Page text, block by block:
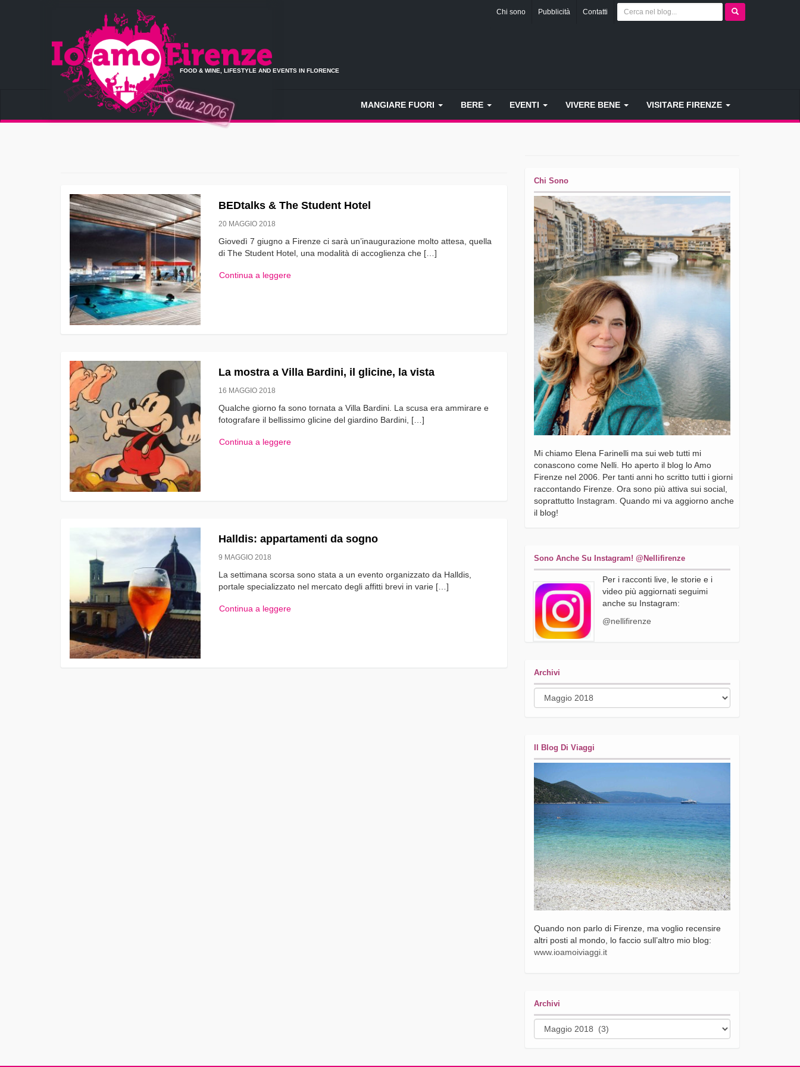
Chi sono Pubblicità Contatti
FOOD & WINE, LIFESTYLE AND EVENTS IN FLORENCE
MANGIARE FUORI BERE EVENTI VIVERE BENE VISITARE FIRENZE
BEDtalks & The Student Hotel
20 MAGGIO 2018
Giovedì 7 giugno a Firenze ci sarà un’inaugurazione molto attesa, quella
di The Student Hotel, una modalità di accoglienza che […]
Continua a leggere
La mostra a Villa Bardini, il glicine, la vista
16 MAGGIO 2018
Qualche giorno fa sono tornata a Villa Bardini. La scusa era ammirare e
fotografare il bellissimo glicine del giardino Bardini, […]
Continua a leggere
Halldis: appartamenti da sogno
9 MAGGIO 2018
La settimana scorsa sono stata a un evento organizzato da Halldis,
portale specializzato nel mercato degli affitti brevi in varie […]
Continua a leggere
Chi Sono
Mi chiamo Elena Farinelli ma sui web tutti mi
conascono come Nelli. Ho aperto il blog lo Amo
Firenze nel 2006. Per tanti anni ho scritto tutti i giorni
raccontando Firenze. Ora sono più attiva sui social,
soprattutto Instagram. Quando mi va aggiorno anche
il blog!
Sono Anche Su Instagram! @nellifirenze
Per i racconti live, le storie e i
video più aggiornati seguimi
anche su Instagram:
@nellifirenze
Archivi
Archivi
Il Blog Di Viaggi
Quando non parlo di Firenze, ma voglio recensire
altri posti al mondo, lo faccio sull’altro mio blog:
www.ioamoiviaggi.it
Archivi
Archivi